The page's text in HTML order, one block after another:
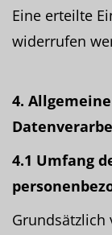
Eine erteilte
widerrufen
4.
4.1 Umfang